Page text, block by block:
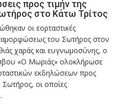
προς τιμήν της
στο Κάτω Τρίτος
οι εορταστικές
του Σωτήρος στον
χαράς και ευγνωμοσύνης, ο
«Ο Μωριάς» ολοκλήρωσε
εκδηλώσεων προς
οι οποίες